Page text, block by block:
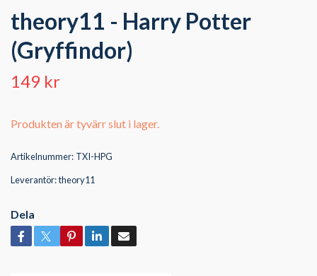
theory11 - Harry Potter
(Gryffindor)
149 kr
Produkten är tyvärr slut i lager.
Artikelnummer: TXI-HPG
Leverantör:theory11
Dela